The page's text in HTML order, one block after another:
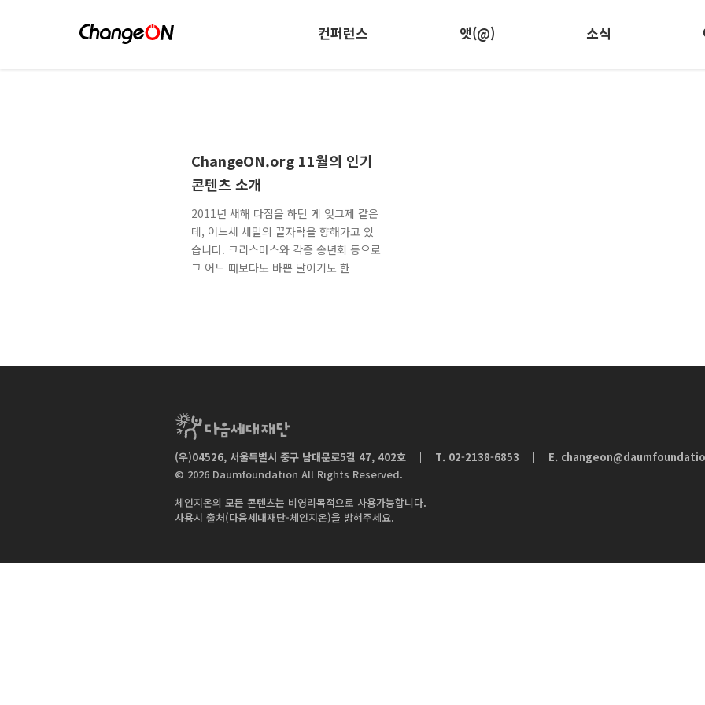
컨퍼런스 앳(@) 소식
ChangeON.org 11월의 인기
콘텐츠 소개
2011년 새해 다짐을 하던 게 엊그제 같은
데, 어느새 세밑의 끝자락을 향해가고 있
습니다. 크리스마스와 각종 송년회 등으로
그 어느 때보다도 바쁜 달이기도 한
(우)04526, 서울특별시 중구 남대문로5길 47, 402호
| T. 02-2138-6853
| E.
© 2026 Daumfoundation All Rights Reserved.
체인지온의 모든 콘텐츠는 비영리목적으로 사용가능합니다.
사용시 출처(다음세대재단-체인지온)을 밝혀주세요.